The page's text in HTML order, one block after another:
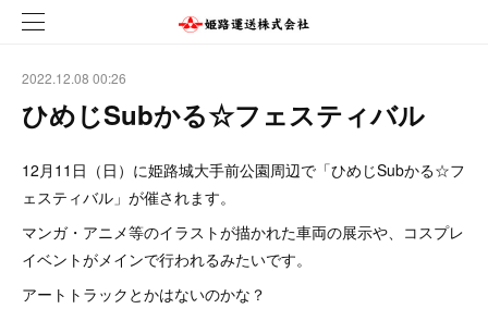
2022.12.08 00:26
ひめじSubかる☆フェスティバル
12月11日（日）に姫路城大手前公園周辺で「ひめじSubかる☆フ
ェスティバル」が催されます。
マンガ・アニメ等のイラストが描かれた車両の展示や、コスプレ
イベントがメインで行われるみたいです。
アートトラックとかはないのかな？